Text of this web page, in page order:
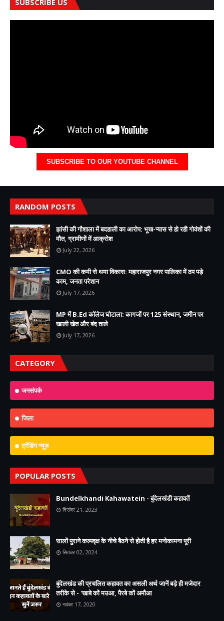
SUBSCRIBE US
SUBSCRIBE TO OUR YOUTUBE CHANNEL
RANDOM POSTS
झांसी की गौशाला में बदहाली का आरोप: भूख-प्यास से हो रही गोवंशों की
मौत, ग्रामीणों में आक्रोश
July 22, 2026
CMO की कमी से थमा विकास: महाराजपुर नगर पालिका में ठप पड़े
काम, जनता परेशान
July 17, 2026
MP में B.Ed कॉलेज घोटाला: कागजों पर 125 संस्थान, जमीन पर
खाली खेत और बंद ताले
July 17, 2026
CATEGORY
जनसंपर्क
जिला
ट्रेंडिंग न्यूज़
POPULAR POSTS
Bundelkhandi Kahawatein - बुंदेलखंडी कहावतें
दिसंबर 21, 2023
सालों पुराने कल्पवृक्ष के नीचे बैठने से होती है हर मनोकामना पूरी
सितंबर 02, 2024
बुंदेलखंड की प्रचलित कहावत का असली अर्थ जानें बड़े ही मजेदार
तरीके से - 'खाबे कों मउआ, पैरबे कों अमौआ
नवंबर 17, 2020